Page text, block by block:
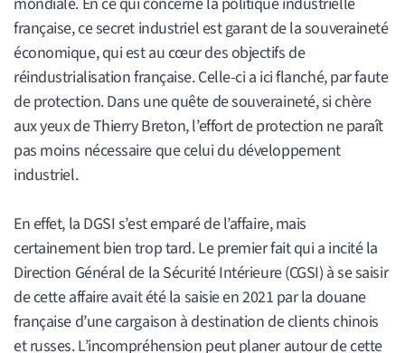
française, ce secret industriel est garant de la souveraineté
économique, qui est au cœur des objectifs de
réindustrialisation française. Celle-ci a ici flanché, par faute
de protection. Dans une quête de souveraineté, si chère
aux yeux de Thierry Breton, l’effort de protection ne paraît
pas moins nécessaire que celui du développement
industriel.
En effet, la DGSI s’est emparé de l’affaire, mais
certainement bien trop tard. Le premier fait qui a incité la
Direction Général de la Sécurité Intérieure (CGSI) à se saisir
de cette affaire avait été la saisie en 2021 par la douane
française d’une cargaison à destination de clients chinois
et russes. L’incompréhension peut planer autour de cette